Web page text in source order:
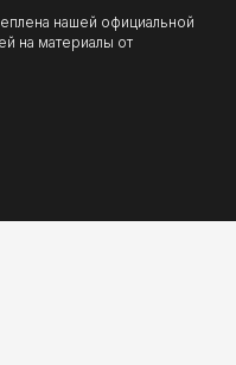
нашей официальной
на материалы от